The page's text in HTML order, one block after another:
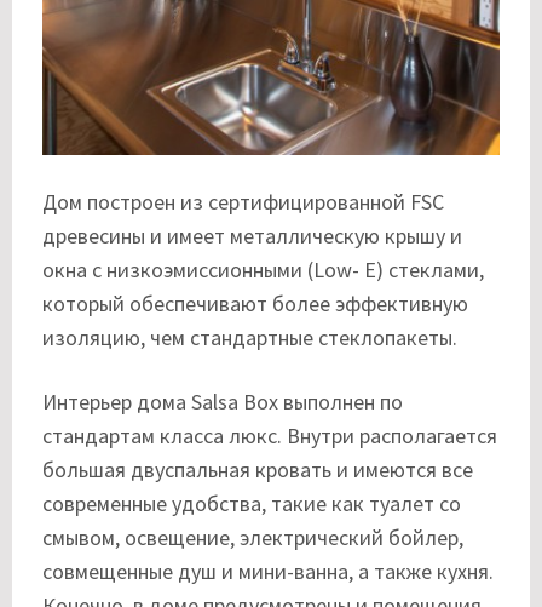
Дом построен из сертифицированной FSC
древесины и имеет металлическую крышу и
окна с низкоэмиссионными (Low- E) стеклами,
который обеспечивают более эффективную
изоляцию, чем стандартные стеклопакеты.
Интерьер дома Salsa Box выполнен по
стандартам класса люкс. Внутри располагается
большая двуспальная кровать и имеются все
современные удобства, такие как туалет со
смывом, освещение, электрический бойлер,
совмещенные душ и мини-ванна, а также кухня.